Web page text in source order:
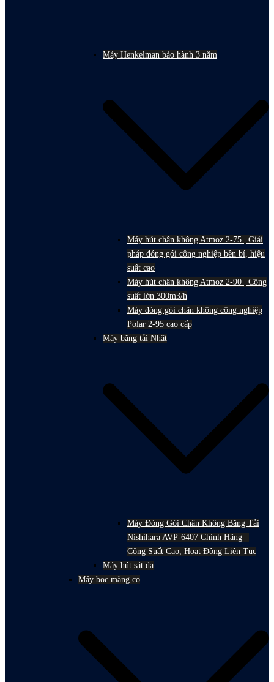
Máy Henkelman bảo hành 3 năm
Máy hút chân không Atmoz 2-75 | Giải
pháp đóng gói công nghiệp bền bỉ, hiệu
suất cao
Máy hút chân không Atmoz 2-90 | Công
suất lớn 300m3/h
Máy đóng gói chân không công nghiệp
Polar 2-95 cao cấp
Máy băng tải Nhật
Máy Đóng Gói Chân Không Băng Tải
Nishihara AVP-6407 Chính Hãng –
Công Suất Cao, Hoạt Động Liên Tục
Máy hút sát da
Máy bọc màng co